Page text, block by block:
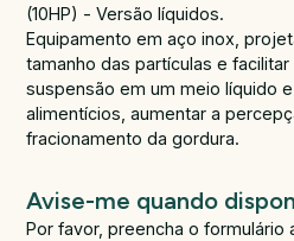
(10HP) - Versão líquidos.
Equipamento em aço inox,
tamanho das partículas e
suspensão em um meio líquido
alimentícios, aumentar a
fracionamento da gordura.
Avise-me quando
Por favor, preencha o formulário